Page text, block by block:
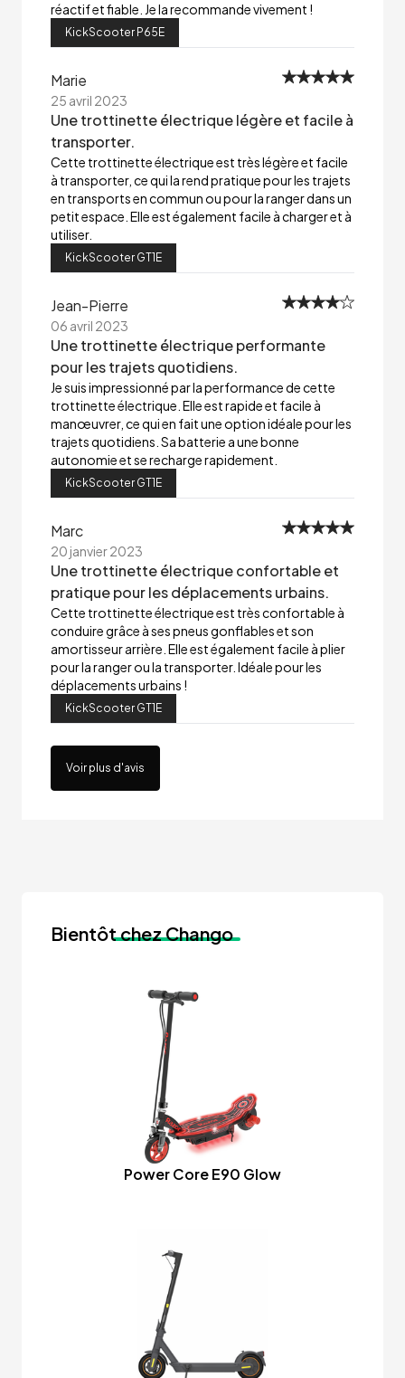
réactif et fiable. Je la recommande vivement !
KickScooter P65E
Marie
25 avril 2023
Une trottinette électrique légère et facile à
transporter.
Cette trottinette électrique est très légère et facile
à transporter, ce qui la rend pratique pour les trajets
en transports en commun ou pour la ranger dans un
petit espace. Elle est également facile à charger et à
utiliser.
KickScooter GT1E
Jean-Pierre
06 avril 2023
Une trottinette électrique performante
pour les trajets quotidiens.
Je suis impressionné par la performance de cette
trottinette électrique. Elle est rapide et facile à
manœuvrer, ce qui en fait une option idéale pour les
trajets quotidiens. Sa batterie a une bonne
autonomie et se recharge rapidement.
KickScooter GT1E
Marc
20 janvier 2023
Une trottinette électrique confortable et
pratique pour les déplacements urbains.
Cette trottinette électrique est très confortable à
conduire grâce à ses pneus gonflables et son
amortisseur arrière. Elle est également facile à plier
pour la ranger ou la transporter. Idéale pour les
déplacements urbains !
KickScooter GT1E
Voir plus d'avis
Bientôtchez Chango
Power Core E90 Glow